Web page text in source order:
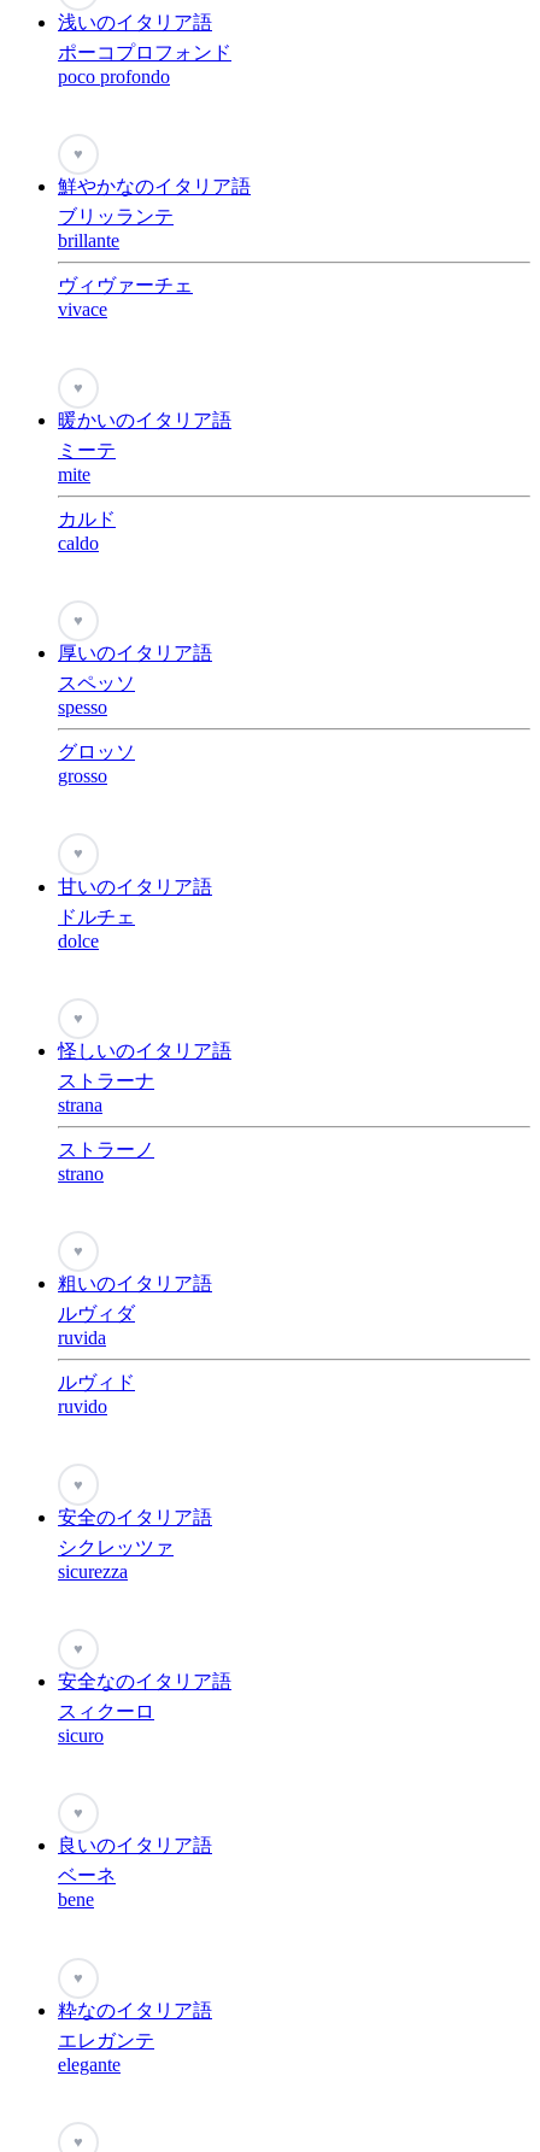
浅いのイタリア語
ポーコプロフォンド
poco profondo
♥
鮮やかなのイタリア語
ブリッランテ
brillante
ヴィヴァーチェ
vivace
♥
暖かいのイタリア語
ミーテ
mite
カルド
caldo
♥
厚いのイタリア語
スペッソ
spesso
グロッソ
grosso
♥
甘いのイタリア語
ドルチェ
dolce
♥
怪しいのイタリア語
ストラーナ
strana
ストラーノ
strano
♥
粗いのイタリア語
ルヴィダ
ruvida
ルヴィド
ruvido
♥
安全のイタリア語
シクレッツァ
sicurezza
♥
安全なのイタリア語
スィクーロ
sicuro
♥
良いのイタリア語
ベーネ
bene
♥
粋なのイタリア語
エレガンテ
elegante
♥